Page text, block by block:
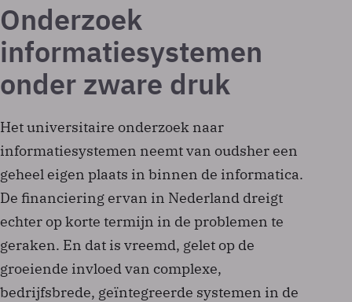
Onderzoek
informatiesystemen
onder zware druk
Het universitaire onderzoek naar
informatiesystemen neemt van oudsher een
geheel eigen plaats in binnen de informatica.
De financiering ervan in Nederland dreigt
echter op korte termijn in de problemen te
geraken. En dat is vreemd, gelet op de
groeiende invloed van complexe,
bedrijfsbrede, geïntegreerde systemen in de